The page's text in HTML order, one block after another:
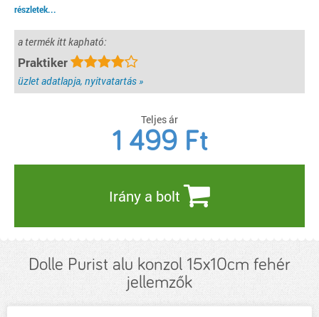
részletek...
a termék itt kapható:
Praktiker
üzlet adatlapja, nyitvatartás »
Teljes ár
1 499 Ft
Irány a bolt
Dolle Purist alu konzol 15x10cm fehér
jellemzők